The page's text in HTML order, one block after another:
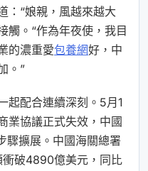
：“娘親，風越來越大
觸。“作為年夜使，我目
的濃重愛包養網好，中
。”
起配合連續深刻。5月1
業協議正式失效，中國
驟擴展。中國海關總署
破4890億美元，同比